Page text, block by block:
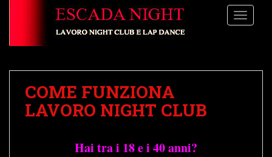
COME FUNZIONA
LAVORO NIGHT CLUB
Hai tra i 18 e i 40 anni?